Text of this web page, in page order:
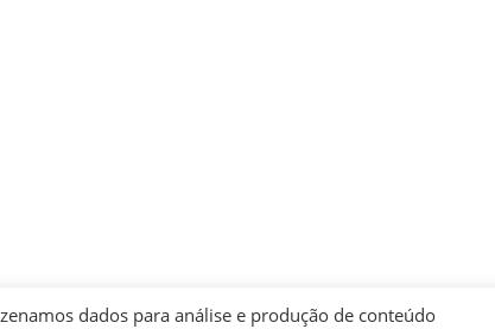
dados para análise e produção de conteúdo